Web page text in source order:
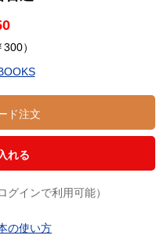
）
ド注文
れる
グインで利用可能）
の使い方